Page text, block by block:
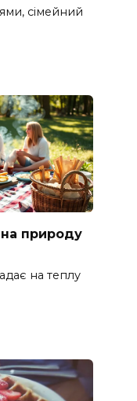
сімейний
природу
на теплу